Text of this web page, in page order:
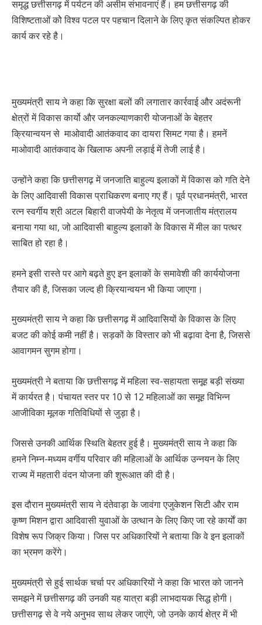
समृद्ध छत्तीसगढ़ में पर्यटन की असीम संभावनाएं हैं। हम छत्तीसगढ़ की
विशिष्टताओं कोे विश्व पटल पर पहचान दिलाने के लिए कृत संकल्पित होकर
कार्य कर रहे है।
मुख्यमंत्री साय ने कहा कि सुरक्षा बलों की लगातार कार्रवाई और अदंरूनी
क्षेत्रों में विकास कार्यो और जनकल्याणकारी योजनाओं के बेहतर
क्रियान्वयन से माओवादी आतंकवाद का दायरा सिमट गया है। हमनें
माओवादी आतंकवाद के खिलाफ अपनी लड़ाई में तेजी लाई है।
उन्होंने कहा कि छत्तीसगढ़ में जनजाति बाहुल्य इलाकों में विकास को गति देने
के लिए आदिवासी विकास प्राधिकरण बनाए गए हैं। पूर्व प्रधानमंत्री, भारत
रत्न स्वर्गीय श्री अटल बिहारी वाजपेयी के नेतृत्व में जनजातीय मंत्रालय
बनाया गया था, जो आदिवासी बाहुल्य इलाकों के विकास में मील का पत्थर
साबित हो रहा है।
हमने इसी रास्ते पर आगे बढ़ते हुए इन इलाकों के समावेशी की कार्ययोजना
तैयार की है, जिसका जल्द ही क्रियान्वयन भी किया जाएगा।
मुख्यमंत्री साय ने कहा कि छत्तीसगढ़ में आदिवासियों के विकास के लिए
बजट की कोई कमी नहीं है। सड़कों के विस्तार को भी बढ़ावा देना है, जिससे
आवागमन सुगम होगा।
मुख्यमंत्री ने बताया कि छत्तीसगढ़ में महिला स्व-सहायता समूह बड़ी संख्या
में कार्यरत है। पंचायत स्तर पर 10 से 12 महिलाओं का समूह विभिन्न
आजीविका मूलक गतिविधियों से जुड़ा है।
जिससे उनकी आर्थिक स्थिति बेहतर हुई है। मुख्यमंत्री साय ने कहा कि
हमने निम्न-मध्यम वर्गीय परिवार की महिलाओं के आर्थिक उन्नयन के लिए
राज्य में महतारी वंदन योजना की शुरूआत की दी है।
इस दौरान मुख्यमंत्री साय ने दंतेवाड़ा के जावंगा एजुकेशन सिटी और राम
कृष्ण मिशन द्वारा आदिवासी युवाओं के उत्थान के लिए किए जा रहे कार्याें का
विशेष रूप जिक्र किया। जिस पर अधिकारियों ने बताया कि वे इन इलाकों
का भ्रमण करेंगे।
मुख्यमंत्री से हुई सार्थक चर्चा पर अधिकारियों ने कहा कि भारत को जानने
समझने में छत्तीसगढ़ की उनकी यह यात्रा बड़ी लाभदायक सिद्ध होगी।
छत्तीसगढ़ से वे नये अनुभव साथ लेकर जाएंगे, जो उनके कार्य क्षेत्र में भी